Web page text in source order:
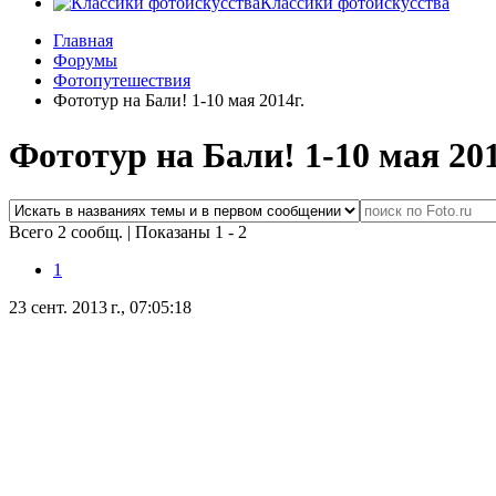
Главная
Форумы
Фотопутешествия
Фототур на Бали! 1-10 мая 2014г.
Фототур на Бали! 1-10 мая
Всего 2 сообщ. | Показаны 1 - 2
1
23 сент. 2013 г., 07:05:18